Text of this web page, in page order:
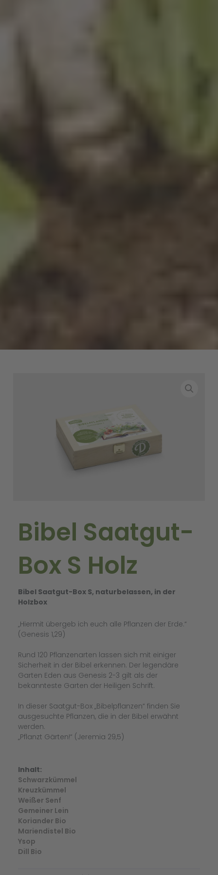
Bibel Saatgut-
Box S Holz
Bibel Saatgut-Box S, naturbelassen, in der
Holzbox
„Hiermit übergeb ich euch alle Pflanzen der Erde.“
(Genesis 1,29)
Rund 120 Pflanzenarten lassen sich mit einiger
Sicherheit in der Bibel erkennen. Der legendäre
Garten Eden aus Genesis 2-3 gilt als der
bekannteste Garten der Heiligen Schrift.
In dieser Saatgut-Box „Bibelpflanzen“ finden Sie
ausgesuchte Pflanzen, die in der Bibel erwähnt
werden.
„Pflanzt Gärten!“ (Jeremia 29,5)
Inhalt:
Schwarzkümmel
Kreuzkümmel
Weißer Senf
Gemeiner Lein
Koriander Bio
Mariendistel Bio
Ysop
Dill Bio